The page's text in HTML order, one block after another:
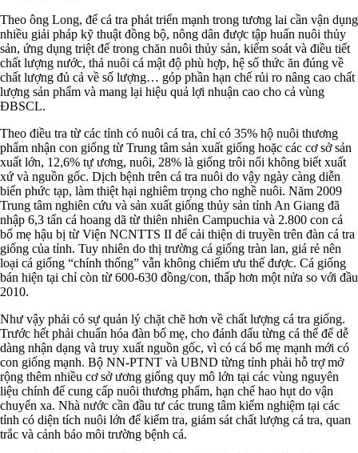
Theo ông Long, để cá tra phát triển mạnh trong tương lai cần vận dụng
nhiều giải pháp kỹ thuật đồng bộ, nông dân được tập huấn nuôi thủy
sản, ứng dụng triệt để trong chăn nuôi thủy sản, kiểm soát và điều tiết
chất lượng nước, thả nuôi cá mật độ phù hợp, hệ số thức ăn đúng về
chất lượng đủ cả về số lượng… góp phần hạn chế rủi ro nâng cao chất
lượng sản phẩm và mang lại hiệu quả lợi nhuận cao cho cả vùng
ĐBSCL.
Theo điều tra từ các tỉnh có nuôi cá tra, chỉ có 35% hộ nuôi thương
phẩm nhận con giống từ Trung tâm sản xuất giống hoặc các cơ sở sản
xuất lớn, 12,6% tự ương, nuôi, 28% là giống trôi nổi không biết xuất
xứ và nguồn gốc. Dịch bệnh trên cá tra nuôi do vậy ngày càng diễn
biến phức tạp, làm thiệt hại nghiêm trọng cho nghề nuôi. Năm 2009
Trung tâm nghiên cứu và sản xuất giống thủy sản tỉnh An Giang đã
nhập 6,3 tấn cá hoang dã từ thiên nhiên Campuchia và 2.800 con cá
bố mẹ hậu bị từ Viện NCNTTS II để cải thiện di truyền trên đàn cá tra
giống của tỉnh. Tuy nhiên do thị trường cá giống tràn lan, giá rẻ nên
loại cá giống “chính thống” vẫn không chiếm ưu thế được. Cá giống
bán hiện tại chỉ còn từ 600-630 đồng/con, thấp hơn một nửa so với đầu
2010.
Như vậy phải có sự quản lý chặt chẽ hơn về chất lượng cá tra giống.
Trước hết phải chuẩn hóa đàn bố mẹ, cho đánh dấu từng cá thể để dễ
dàng nhận dạng và truy xuất nguồn gốc, vì có cá bố mẹ mạnh mới có
con giống mạnh. Bộ NN-PTNT và UBND từng tỉnh phải hỗ trợ mở
rộng thêm nhiều cơ sở ương giống quy mô lớn tại các vùng nguyên
liệu chính để cung cấp nuôi thương phẩm, hạn chế hao hụt do vận
chuyển xa. Nhà nước cần đầu tư các trung tâm kiểm nghiệm tại các
tỉnh có diện tích nuôi lớn để kiểm tra, giám sát chất lượng cá tra, quan
trắc và cảnh báo môi trường bệnh cá.